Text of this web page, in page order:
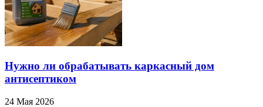
Нужно ли обрабатывать каркасный дом
антисептиком
24 Мая 2026